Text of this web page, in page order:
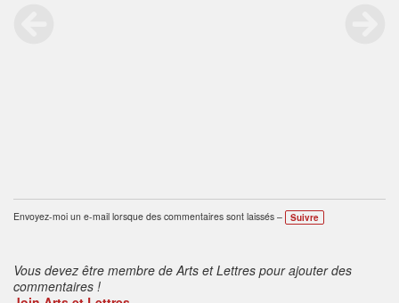
Envoyez-moi un e-mail lorsque des commentaires sont laissés – Suivre
Vous devez être membre de Arts et Lettres pour ajouter des
commentaires !